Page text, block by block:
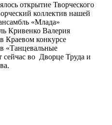
открытие Творческого
коллектив нашей
«Млада»
Кривенко Валерия
Краевом конкурсе
«Танцевальные
во Дворце Труда и